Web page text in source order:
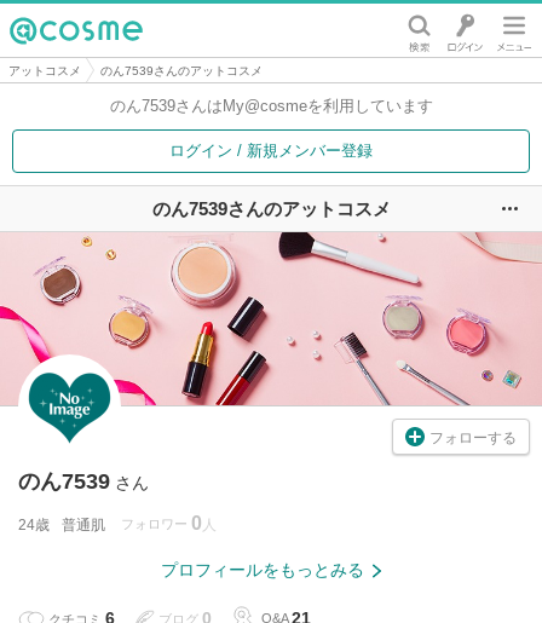
@cosme
アットコスメ のん7539さんのアットコスメ
のん7539さんは My@cosmeを利用しています
ログイン / 新規メンバー登録
のん7539さんのアットコスメ
フォローする
のん7539 さん
24歳 普通肌 フォロワー 0
プロフィールをもっとみる
クチコミ 6 ブログ 0 Q&A 21